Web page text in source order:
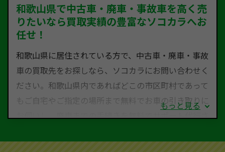
和歌山県で中古車・廃車・事故車を高く売
りたいなら買取実績の豊富なソコカラへお
任せ！
和歌山県に居住されている方で、中古車・廃車・事故
車の買取先をお探しなら、ソコカラにお問い合わせく
ださい。和歌山県内であればどこの市区町村であって
もご自宅やご指定の場所まで無料でお車の引き取りに
お伺いし、廃車までの手続きを無料でサポート代行さ
障車など動かない車、水害車、不動車、乗らなくなっ
もっと見る